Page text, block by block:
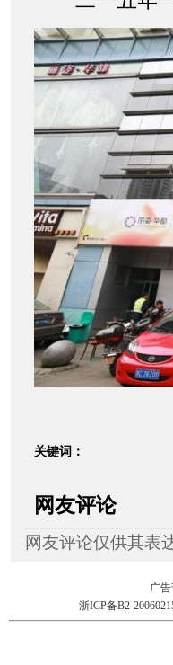
关键词：
网友评论
网友评论仅供其表
广告
浙ICP备B2-